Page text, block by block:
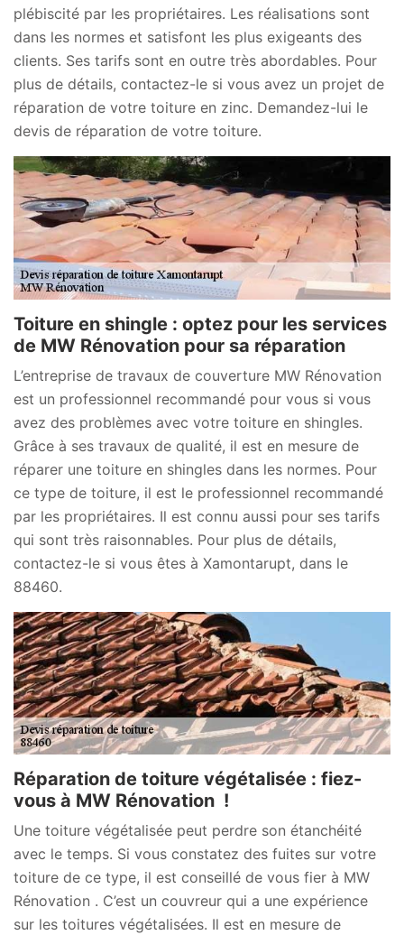
plébiscité par les propriétaires. Les réalisations sont
dans les normes et satisfont les plus exigeants des
clients. Ses tarifs sont en outre très abordables. Pour
plus de détails, contactez-le si vous avez un projet de
réparation de votre toiture en zinc. Demandez-lui le
devis de réparation de votre toiture.
Toiture en shingle : optez pour les services
de MW Rénovation pour sa réparation
L’entreprise de travaux de couverture MW Rénovation
est un professionnel recommandé pour vous si vous
avez des problèmes avec votre toiture en shingles.
Grâce à ses travaux de qualité, il est en mesure de
réparer une toiture en shingles dans les normes. Pour
ce type de toiture, il est le professionnel recommandé
par les propriétaires. Il est connu aussi pour ses tarifs
qui sont très raisonnables. Pour plus de détails,
contactez-le si vous êtes à Xamontarupt, dans le
88460.
Réparation de toiture végétalisée : fiez-
vous à MW Rénovation !
Une toiture végétalisée peut perdre son étanchéité
avec le temps. Si vous constatez des fuites sur votre
toiture de ce type, il est conseillé de vous fier à MW
Rénovation . C’est un couvreur qui a une expérience
sur les toitures végétalisées. Il est en mesure de